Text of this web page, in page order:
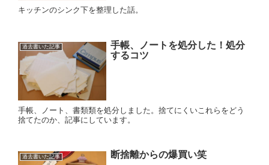
キッチンのシンク下を整理した話。
過去書いた記事
手帳、ノートを処分した！処分
するコツ
手帳、ノート、書類類を処分しました。捨てにくいこれらをどう
捨てたのか、記事にしています。
過去書いた記事 断捨離からの爆買い笑